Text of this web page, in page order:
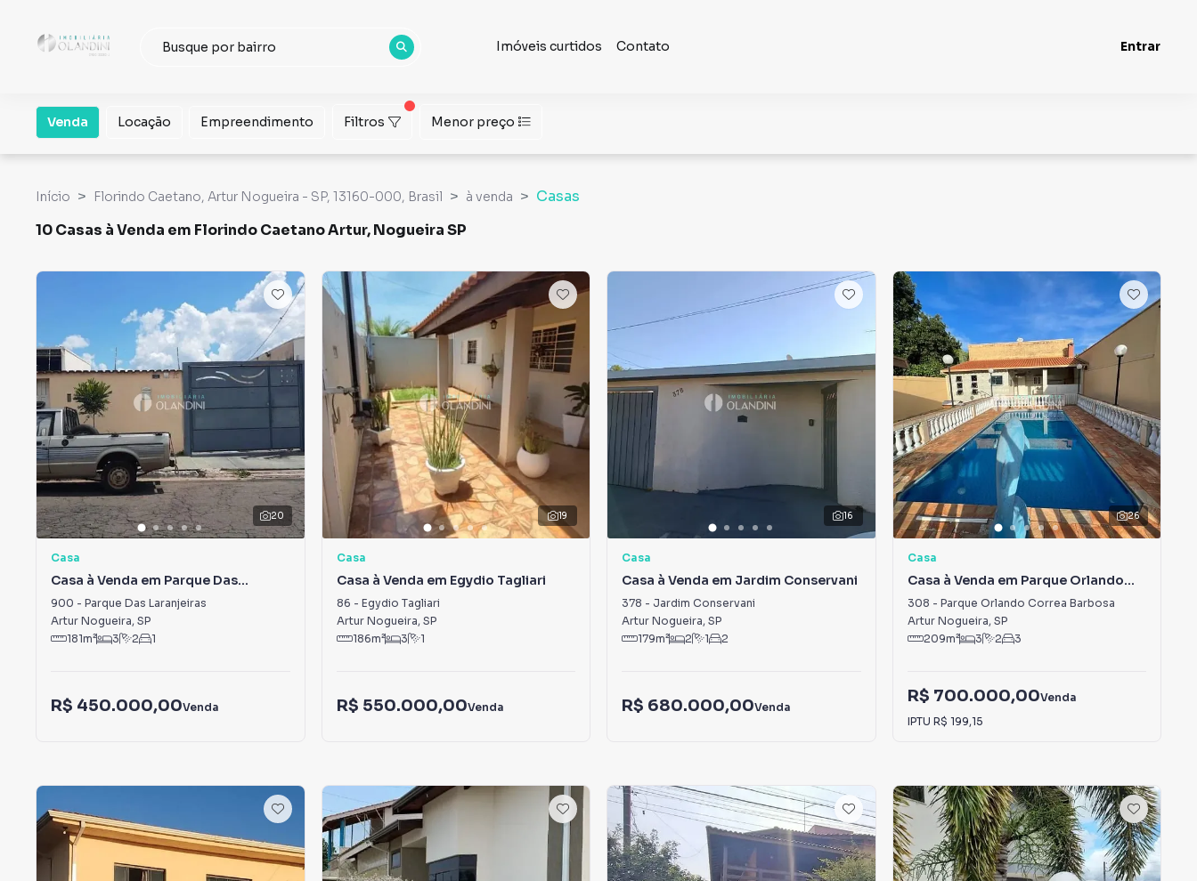
Imóveis curtidos Contato Entrar
Venda Locação Empreendimento Filtros Menor preço
Início Florindo Caetano, Artur Nogueira - SP, 13160-000, Brasil à venda
Casas
10 Casas à Venda em Florindo Caetano Artur, Nogueira SP
20
Casa
Casa à Venda em Parque Das
Laranjeiras
900 - Parque Das Laranjeiras
Artur Nogueira, SP
181m² 3 2 1
R$ 450.000,00Venda
19
Casa
Casa à Venda em Egydio Tagliari
86 - Egydio Tagliari
Artur Nogueira, SP
186m² 3 1
R$ 550.000,00Venda
16
Casa
Casa à Venda em Jardim Conservani
378 - Jardim Conservani
Artur Nogueira, SP
179m² 2 1 2
R$ 680.000,00Venda
26
Casa
Casa à Venda em Parque Orlando
Correa Barbosa
308 - Parque Orlando Correa Barbosa
Artur Nogueira, SP
209m² 3 2 3
R$ 700.000,00Venda
IPTU R$ 199,15